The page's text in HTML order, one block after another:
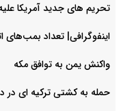
تحریم های جدید آمریکا
اینفوگرافی| تعداد بمب‌های
واکنش یمن به توافق مکه
حمله به کشتی ترکیه ای در